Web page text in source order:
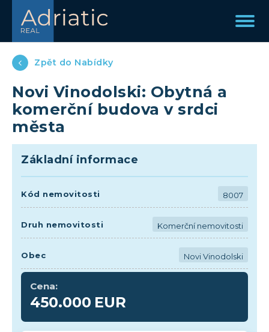
Zpět do Nabídky
Novi Vinodolski: Obytná a
komerční budova v srdci
města
Základní informace
Kód nemovitosti 8007
Druh nemovitosti Komerční nemovitosti
Obec Novi Vinodolski
Cena:
450.000 EUR